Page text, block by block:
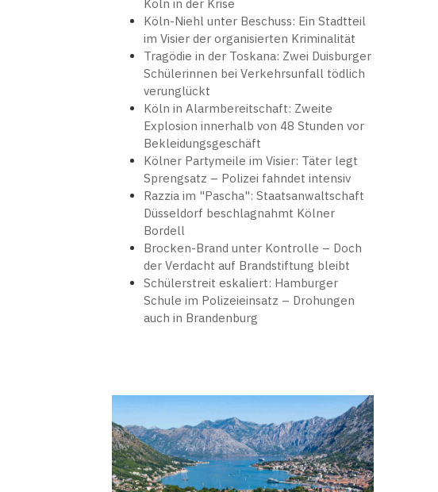
Köln in der Krise
Köln-Niehl unter Beschuss: Ein Stadtteil
im Visier der organisierten Kriminalität
Tragödie in der Toskana: Zwei Duisburger
Schülerinnen bei Verkehrsunfall tödlich
verunglückt
Köln in Alarmbereitschaft: Zweite
Explosion innerhalb von 48 Stunden vor
Bekleidungsgeschäft
Kölner Partymeile im Visier: Täter legt
Sprengsatz – Polizei fahndet intensiv
Razzia im "Pascha": Staatsanwaltschaft
Düsseldorf beschlagnahmt Kölner
Bordell
Brocken-Brand unter Kontrolle – Doch
der Verdacht auf Brandstiftung bleibt
Schülerstreit eskaliert: Hamburger
Schule im Polizeieinsatz – Drohungen
auch in Brandenburg